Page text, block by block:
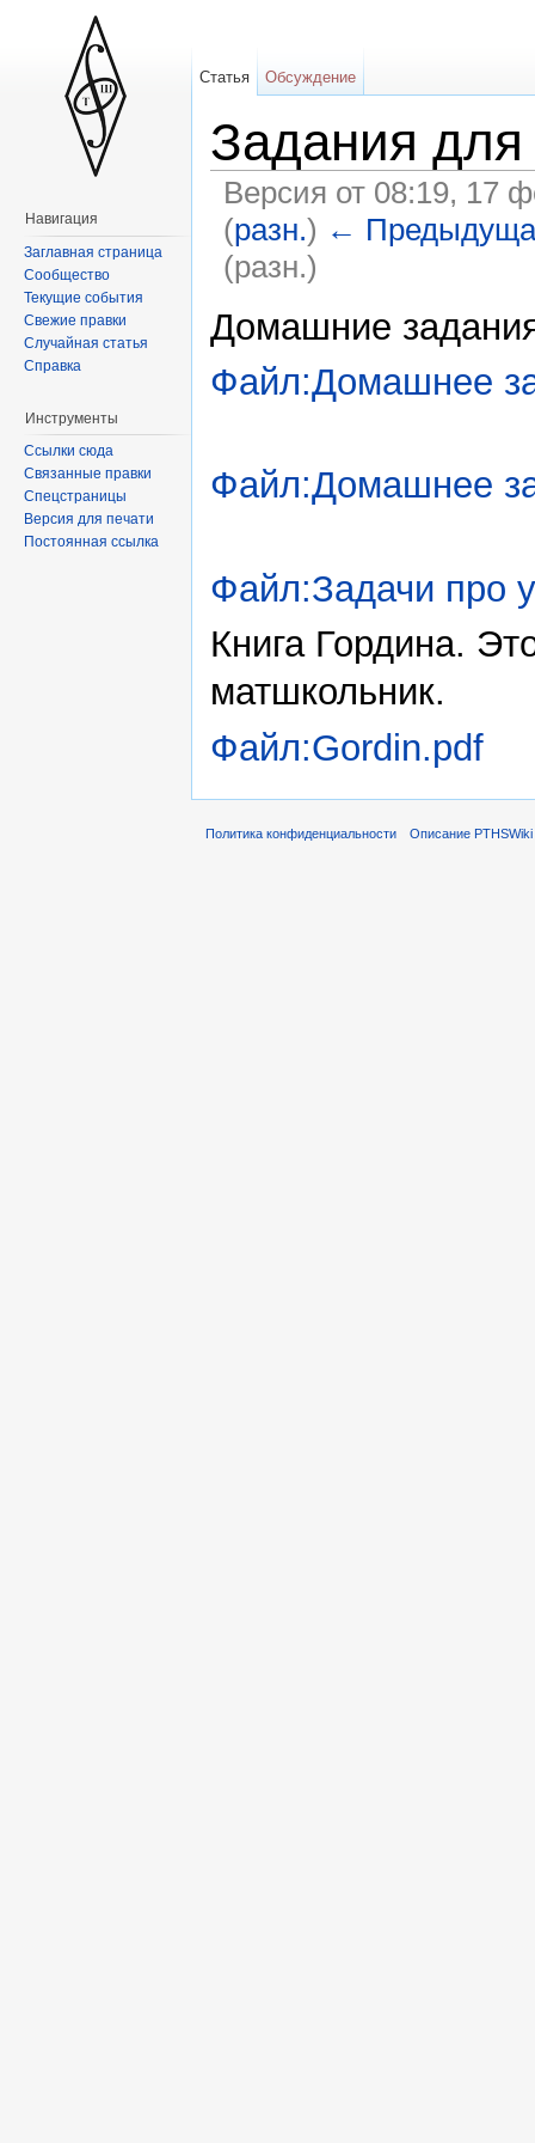
Задания для
Версия от 08:19, 17
(разн.) ←
(разн.)
Домашние
Файл:Домашнее
Файл:Домашнее
Файл:Задачи про
Книга Гордина.
матшкольник.
Файл:Gordin.pdf
Статья Обсуждение
Навигация
Заглавная страница
Сообщество
Текущие события
Свежие правки
Случайная статья
Справка
Инструменты
Ссылки сюда
Связанные правки
Спецстраницы
Версия для печати
Постоянная ссылка
Политика конфиденциальности Описание PTHSWiki